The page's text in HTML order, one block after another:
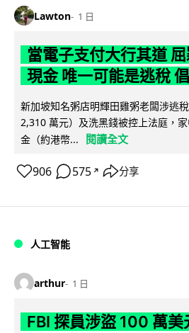
Lawton 1 日
當電子支付大行其道
現金 唯一可能是逃稅
新加坡知名粥店明輝田雞粥老闆涉逃
2,310 萬元）及洗黑錢被控上法庭，
金（約港幣...
閱讀全文
906 575 ↗ 分享
人工智能
arthur 1 日
FBI 探員涉盜 100 萬